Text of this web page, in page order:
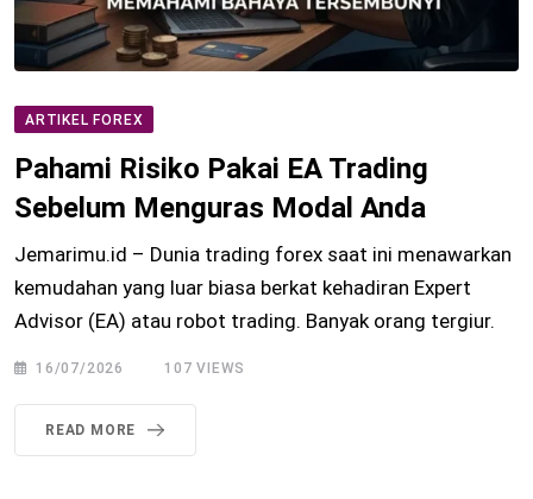
ARTIKEL FOREX
Pahami Risiko Pakai EA Trading
Sebelum Menguras Modal Anda
Jemarimu.id – Dunia trading forex saat ini menawarkan
kemudahan yang luar biasa berkat kehadiran Expert
Advisor (EA) atau robot trading. Banyak orang tergiur.
16/07/2026 107 VIEWS
READ MORE